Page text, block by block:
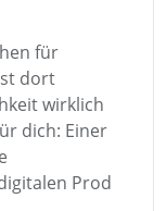
für
dort
wirklich
dich: Einer
Prod